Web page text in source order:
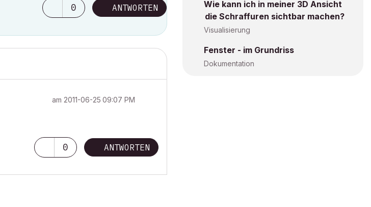
0 ANTWORTEN
am ‎2011-06-25 09:07 PM
0 ANTWORTEN
Wie kann ich in meiner 3D Ansicht
die Schraffuren sichtbar machen?
Visualisierung
Fenster - im Grundriss
Dokumentation